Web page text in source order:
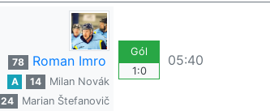
78 Roman Imro
A 14
Milan Novák
24 Marian Štefanovič
Gól
1:0
05:40